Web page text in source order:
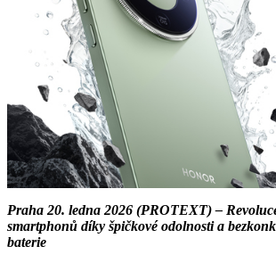
Praha 20. ledna 2026 (PROTEXT) –
smartphonů díky špičkové odolnosti a
baterie